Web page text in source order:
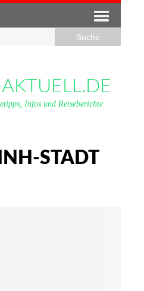
Infos und Reiseberichte
STADT